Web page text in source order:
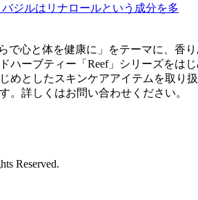
ジルはリナロールという成分を多
で心と体を健康に」をテーマに、香
ハーブティー「Reef」シリーズをは
めとしたスキンケアアイテムを取り
。詳しくはお問い合わせください。
Reserved.